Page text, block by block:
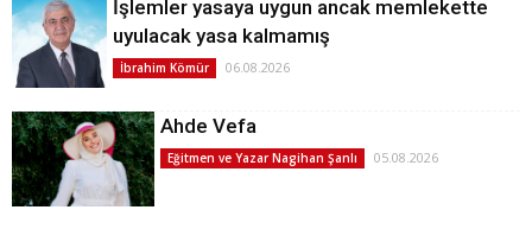
İşlemler yasaya uygun ancak memlekette
uyulacak yasa kalmamış
İbrahim Kömür 06.08.2026
Ahde Vefa
Eğitmen ve Yazar Nagihan Şanlı 05.08.2026